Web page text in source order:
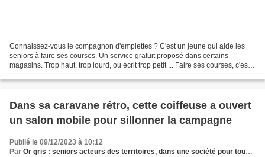
Connaissez-vous le compagnon d'emplettes ? C'est un jeune qui aide les
seniors à faire ses courses. Un service gratuit proposé dans certains
magasins. Trop haut, trop lourd, ou écrit trop petit ... Faire ses courses, c'est
Dans sa caravane rétro, cette coiffeuse a ouvert
un salon mobile pour sillonner la campagne
Publié le 09/12/2023 à 10:12
Par Or gris : seniors acteurs des territoires, dans une société pour tous les âges